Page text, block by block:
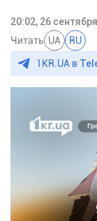
20:02, 26
Читать UA RU
1KR.UA в